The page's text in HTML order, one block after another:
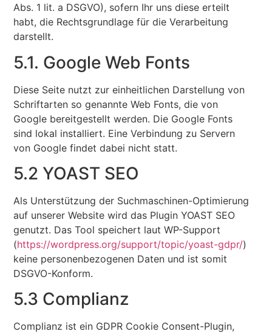
Abs. 1 lit. a DSGVO), sofern Ihr uns diese erteilt
habt, die Rechtsgrundlage für die Verarbeitung
darstellt.
5.1. Google Web Fonts
Diese Seite nutzt zur einheitlichen Darstellung von
Schriftarten so genannte Web Fonts, die von
Google bereitgestellt werden. Die Google Fonts
sind lokal installiert. Eine Verbindung zu Servern
von Google findet dabei nicht statt.
5.2 YOAST SEO
Als Unterstützung der Suchmaschinen-Optimierung
auf unserer Website wird das Plugin YOAST SEO
genutzt. Das Tool speichert laut WP-Support
(https://wordpress.org/support/topic/yoast-gdpr/)
keine personenbezogenen Daten und ist somit
DSGVO-Konform.
5.3 Complianz
Complianz ist ein GDPR Cookie Consent-Plugin,